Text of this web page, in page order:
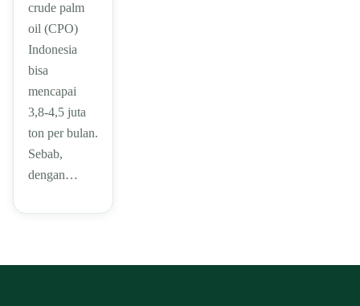
crude palm
oil (CPO)
Indonesia
bisa
mencapai
3,8-4,5 juta
ton per bulan.
Sebab,
dengan…